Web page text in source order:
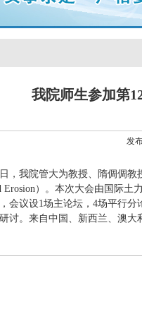
我院师生参加第
发
日，我院管大为教授、隋倜倜教
Erosion）。本次大会由国际土
会议设1场主论坛， 4场平行分
讨。来自中国、新西兰、澳